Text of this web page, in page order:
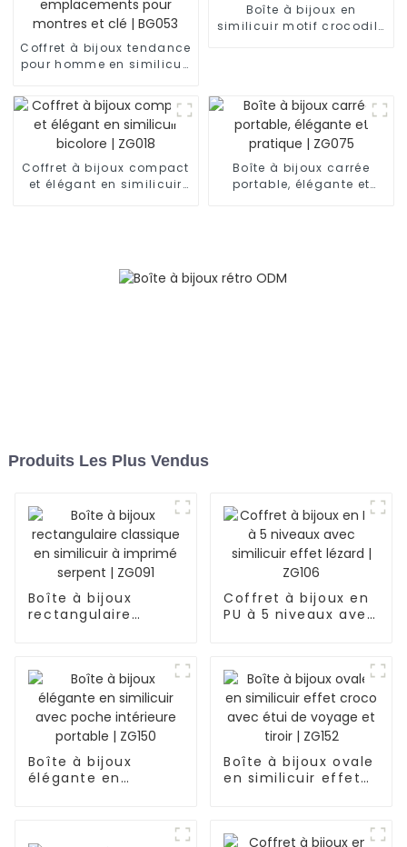
Coffret à bijoux tendance
pour homme en similicuir
emplacements pour
montres et clé | BG053
Boîte à bijoux en
similicuir motif crocodile
Coffret à bijoux compact
et élégant en similicuir
Boîte à bijoux carrée
portable, élégante et
Produits Les Plus Vendus
Boîte à bijoux
rectangulaire
Coffret à bijoux en
PU à 5 niveaux avec
Boîte à bijoux
élégante en
Boîte à bijoux ovale
en similicuir effet